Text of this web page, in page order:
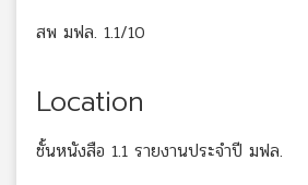
สพ มฟล. 1.1/10
Location
ชั้นหนังสือ 1.1 รายงานประจำปี มฟล.